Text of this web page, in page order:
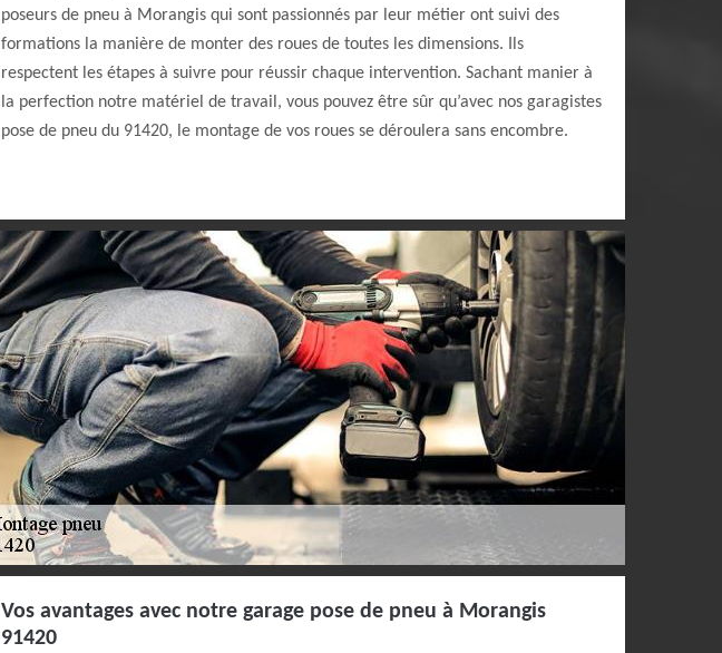
poseurs de pneu à Morangis qui sont passionnés par leur métier ont suivi des
formations la manière de monter des roues de toutes les dimensions. Ils
respectent les étapes à suivre pour réussir chaque intervention. Sachant manier à
la perfection notre matériel de travail, vous pouvez être sûr qu’avec nos garagistes
pose de pneu du 91420, le montage de vos roues se déroulera sans encombre.
Vos avantages avec notre garage pose de pneu à Morangis
91420